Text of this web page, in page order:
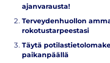
ajanvarausta!
Terveydenhuollon
rokotustarpeestasi
Täytä
paikanpäällä